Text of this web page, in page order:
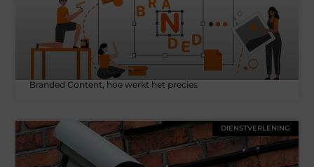
Branded Content, hoe werkt het precies
DIENSTVERLENING